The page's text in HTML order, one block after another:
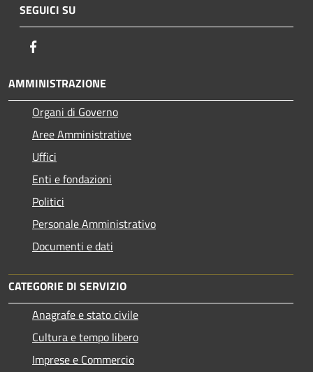
SEGUICI SU
AMMINISTRAZIONE
Organi di Governo
Aree Amministrative
Uffici
Enti e fondazioni
Politici
Personale Amministrativo
Documenti e dati
CATEGORIE DI SERVIZIO
Anagrafe e stato civile
Cultura e tempo libero
Imprese e Commercio